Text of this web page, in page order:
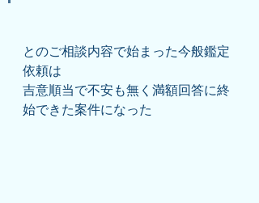
とのご相談内容で始まった今般鑑定
依頼は
吉意順当で不安も無く満額回答に終
始できた案件になった